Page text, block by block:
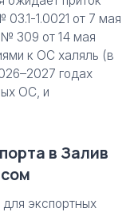
1.0021 от 7 мая
309 от 14 мая
к ОС халяль (в
годах
ОС, и
в Залив
экспортных